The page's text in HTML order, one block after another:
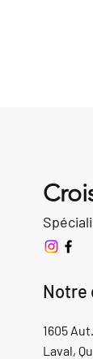
Notre
1605
Laval,